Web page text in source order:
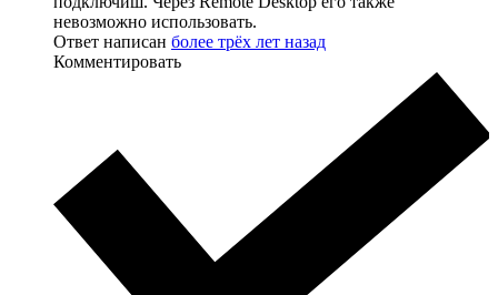
невозможно использовать.
Ответ написан более трёх лет назад
Комментировать